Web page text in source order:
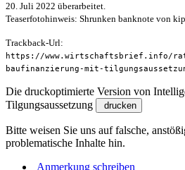
20. Juli 2022 überarbeitet.
Teaserfotohinweis: Shrunken banknote von
Trackback-Url:
https://www.wirtschaftsbrief.info/
baufinanzierung-mit-
Die druckoptimierte Version von
Tilgungsaussetzung
drucken
Bitte weisen Sie uns auf falsche,
problematische Inhalte hin.
Anmerkung schreiben